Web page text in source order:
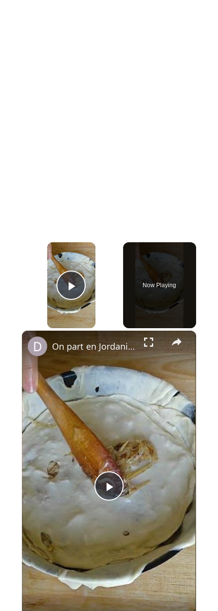
×
Play Video
Now Playing
×
Play
Video
On part en Jordanie avec El Makmoura, un grand plat de fête en couches de pâte maison